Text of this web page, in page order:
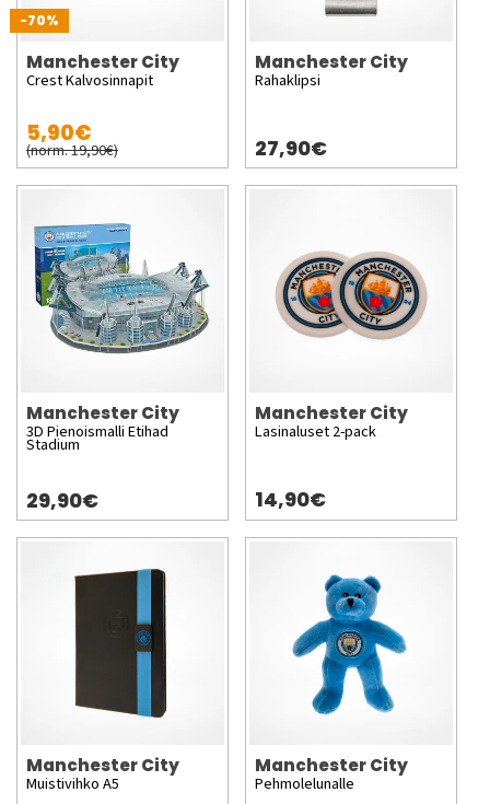
-70%
Manchester City
Crest Kalvosinnapit
5,90€
(norm. 19,90€)
Manchester City
Rahaklipsi
27,90€
Manchester City
3D Pienoismalli Etihad
Stadium
29,90€
Manchester City
Lasinaluset 2-pack
14,90€
Manchester City
Muistivihko A5
Manchester City
Pehmolelunalle